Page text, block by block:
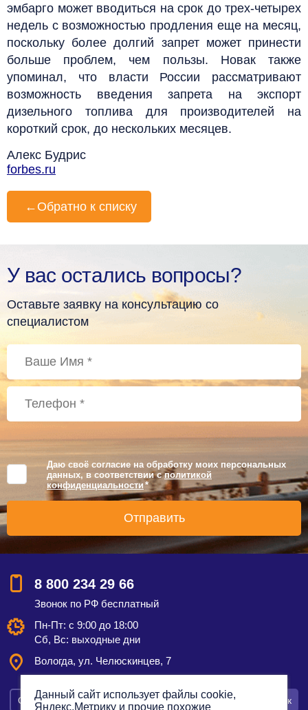
эмбарго может вводиться на срок до трех-четырех
недель с возможностью продления еще на месяц,
поскольку более долгий запрет может принести
больше проблем, чем пользы. Новак также
упоминал, что власти России рассматривают
возможность введения запрета на экспорт
дизельного топлива для производителей на
короткий срок, до нескольких месяцев.
Алекс Будрис
forbes.ru
← Обратно к списку
У вас остались вопросы?
Оставьте заявку на консультацию со
специалистом
Даю своё согласие на обработку моих персональных
данных, в соответствии сполитикой
конфиденциальности *
8 800 234 29 66
Звонок по РФ бесплатный
Пн-Пт: с 9:00 до 18:00
Сб, Вс: выходные дни
Вологда, ул. Челюскинцев, 7
Смотреть на карте Оставить заявку Заказать звонок
Данный сайт использует файлы cookie,
Яндекс.Метрику и прочие похожие